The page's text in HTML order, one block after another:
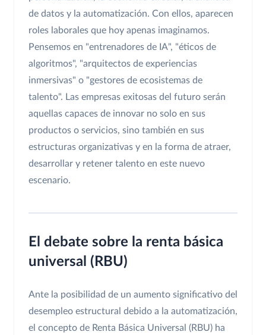
de datos y la automatización. Con ellos, aparecen
roles laborales que hoy apenas imaginamos.
Pensemos en "entrenadores de IA", "éticos de
algoritmos", "arquitectos de experiencias
inmersivas" o "gestores de ecosistemas de
talento". Las empresas exitosas del futuro serán
aquellas capaces de innovar no solo en sus
productos o servicios, sino también en sus
estructuras organizativas y en la forma de atraer,
desarrollar y retener talento en este nuevo
escenario.
El debate sobre la renta básica
universal (RBU)
Ante la posibilidad de un aumento significativo del
desempleo estructural debido a la automatización,
el concepto de Renta Básica Universal (RBU) ha